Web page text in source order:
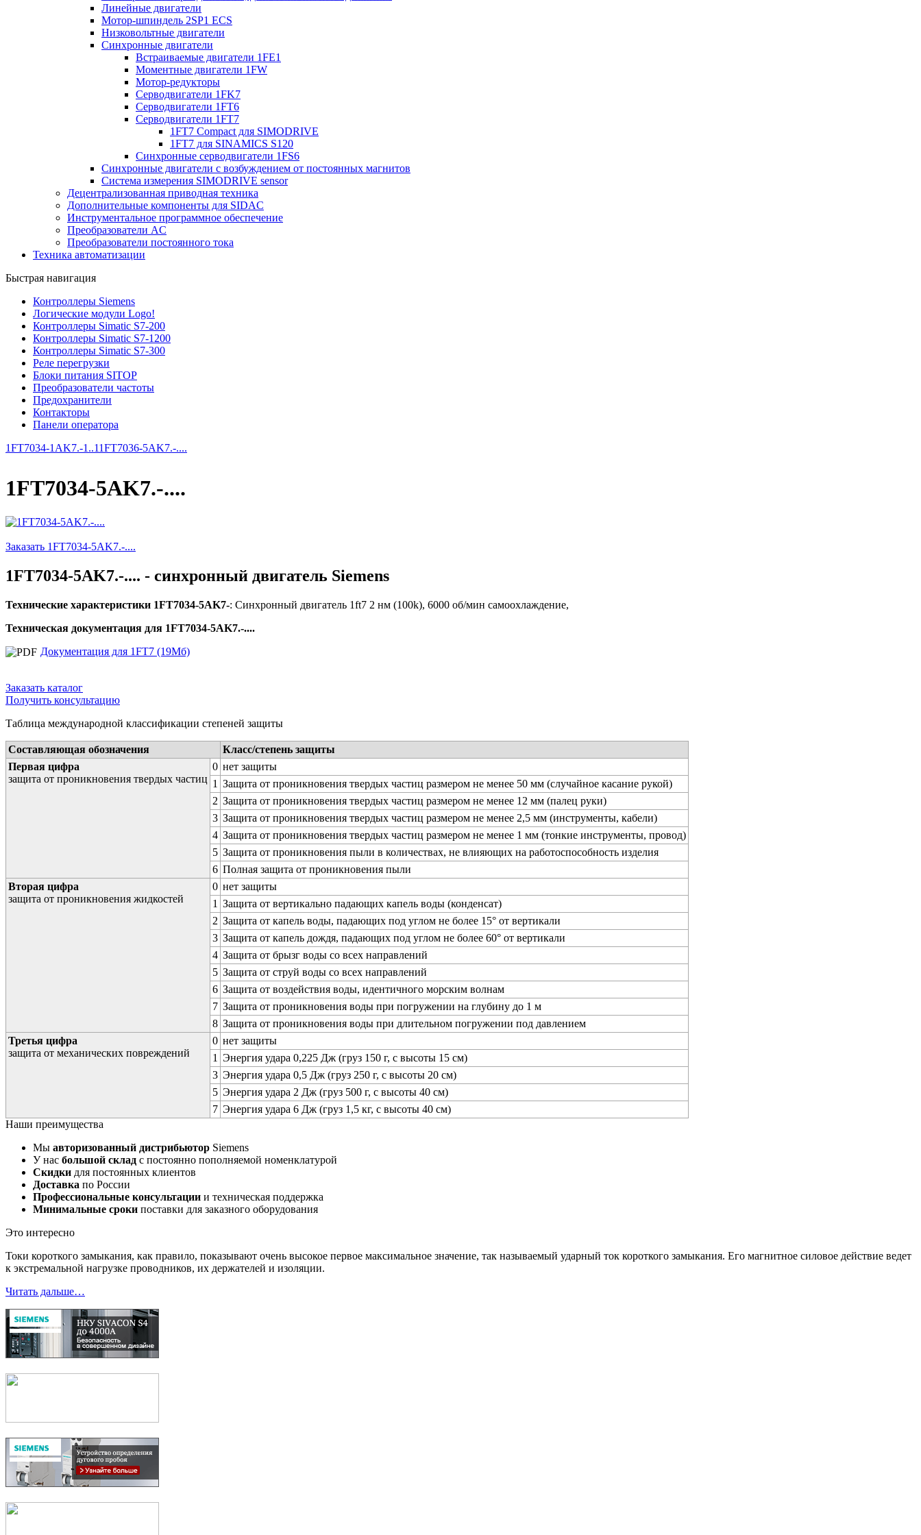
Линейные двигатели
Мотор-шпиндель 2SP1 ECS
Низковольтные двигатели
Синхронные двигатели
Встраиваемые двигатели 1FE1
Моментные двигатели 1FW
Мотор-редукторы
Серводвигатели 1FK7
Серводвигатели 1FT6
Серводвигатели 1FT7
1FT7 Compact для SIMODRIVE
1FT7 для SINAMICS S120
Синхронные серводвигатели 1FS6
Синхронные двигатели с возбуждением от постоянных магнитов
Система измерения SIMODRIVE sensor
Децентрализованная приводная техника
Дополнительные компоненты для SIDAC
Инструментальное программное обеспечение
Преобразователи AC
Преобразователи постоянного тока
Техника автоматизации
Быстрая навигация
Контроллеры Siemens
Логические модули Logo!
Контроллеры Simatic S7-200
Контроллеры Simatic S7-1200
Контроллеры Simatic S7-300
Реле перегрузки
Блоки питания SITOP
Преобразователи частоты
Предохранители
Контакторы
Панели оператора
1FT7034-1AK7.-1..11FT7036-5AK7.-....
1FT7034-5AK7.-....
Заказать 1FT7034-5AK7.-....
1FT7034-5AK7.-.... - синхронный двигатель Siemens
Технические характеристики 1FT7034-5AK7-: Синхронный двигатель 1ft7 2 нм (100k), 6000 об/мин самоохлаждение,
Техническая документация для 1FT7034-5AK7.-....
Документация для 1FT7 (19Мб)
Заказать каталог
Получить консультацию
Таблица международной классификации степеней защиты
Составляющая обозначения
Класс/степень защиты
Первая цифра
защита от проникновения твердых частиц
0 нет защиты
1 Защита от проникновения твердых частиц размером не менее 50 мм (случайное касание рукой)
2 Защита от проникновения твердых частиц размером не менее 12 мм (палец руки)
3 Защита от проникновения твердых частиц размером не менее 2,5 мм (инструменты, кабели)
4 Защита от проникновения твердых частиц размером не менее 1 мм (тонкие инструменты, провод)
5 Защита от проникновения пыли в количествах, не влияющих на работоспособность изделия
6 Полная защита от проникновения пыли
Вторая цифра
защита от проникновения жидкостей
0 нет защиты
1 Защита от вертикально падающих капель воды (конденсат)
2 Защита от капель воды, падающих под углом не более 15° от вертикали
3 Защита от капель дождя, падающих под углом не более 60° от вертикали
4 Защита от брызг воды со всех направлений
5 Защита от струй воды со всех направлений
6 Защита от воздействия воды, идентичного морским волнам
7 Защита от проникновения воды при погружении на глубину до 1 м
8 Защита от проникновения воды при длительном погружении под давлением
Третья цифра
защита от механических повреждений
0 нет защиты
1 Энергия удара 0,225 Дж (груз 150 г, с высоты 15 см)
3 Энергия удара 0,5 Дж (груз 250 г, с высоты 20 см)
5 Энергия удара 2 Дж (груз 500 г, с высоты 40 см)
7 Энергия удара 6 Дж (груз 1,5 кг, с высоты 40 см)
Наши преимущества
Мы авторизованный дистрибьютор Siemens
У нас большой склад с постоянно пополняемой номенклатурой
Скидки для постоянных клиентов
Доставка по России
Профессиональные консультации и техническая поддержка
Минимальные сроки поставки для заказного оборудования
Это интересно
Токи короткого замыкания, как правило, показывают очень высокое первое максимальное значение, так называемый ударный ток короткого замыкания. Его магнитное силовое действие ведет
к экстремальной нагрузке проводников, их держателей и изоляции.
Читать дальше…